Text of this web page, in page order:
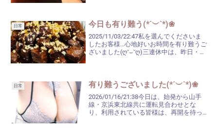
日常 今日も有り難う(*´︶`*)❀
2025/11/03/22:47私を選んでくださいま
したお客様…心地好いお時間を有り難うご
ざいました(ღ˘⌣˘ღ)三連休中は、昨日・今
日常 有り難うございました(*´︶`*)❀
2026/01/16/21:38今日は、始発から山手
線・京浜東北線共に運転見合わせとな
り、利用されている皆様は、再開を待っ